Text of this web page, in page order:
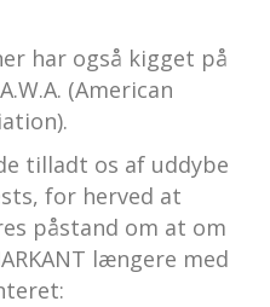
har også kigget på
(American
tilladt os af uddybe
for herved at
påstand om at om
længere med